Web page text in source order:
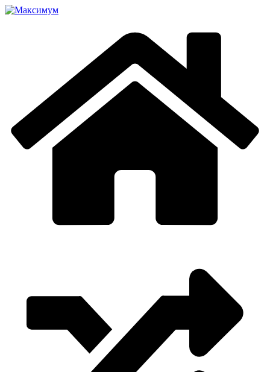
Перейти